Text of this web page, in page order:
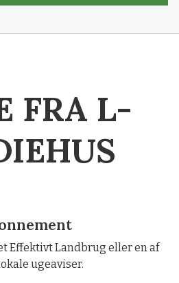
FRA L-
Effektivt Landbrug eller en af
ugeaviser.